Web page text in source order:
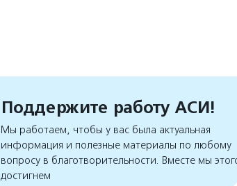
Поддержите работу АСИ!
Мы работаем, чтобы у вас была актуальная
информация и полезные материалы по любому
вопросу в благотворительности. Вместе мы
достигнем